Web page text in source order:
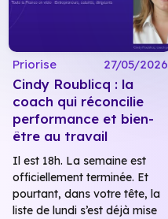
Priorise 27/05/2026
Cindy Roublicq : la
coach qui réconcilie
performance et bien-
être au travail
Il est 18h. La semaine est
officiellement terminée. Et
pourtant, dans votre tête, la
liste de lundi s’est déjà mise